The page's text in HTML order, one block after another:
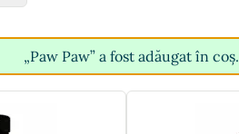
„Paw Paw” a fost adăugat în coș.